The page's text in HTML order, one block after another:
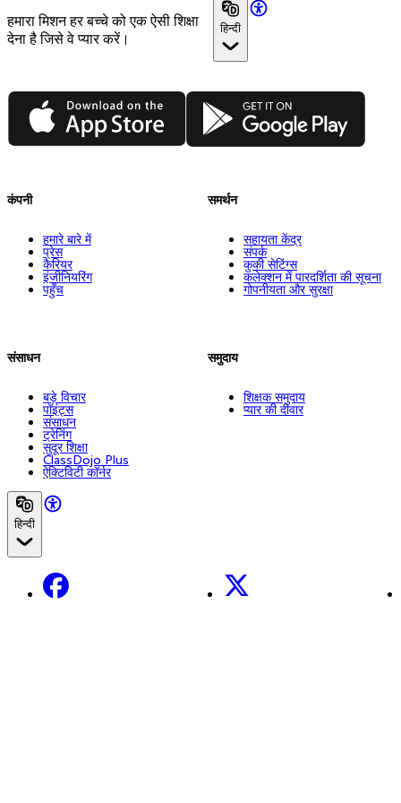
हमारा मिशन हर बच्चे को एक ऐसी शिक्षा
देना है जिसे वे प्यार करें।
हिन्दी
App Store Google Play
कंपनी
हमारे बारे में
प्रेस
कैरियर
इंजीनियरिंग
पहुँच
संसाधन
बड़े विचार
पॉइंट्स
संसाधन
ट्रेनिंग
सुदूर शिक्षा
ClassDojo Plus
ऐक्टिविटी कॉर्नर
समर्थन
सहायता केंद्र
संपर्क
कुकी सेटिंग्स
कलेक्शन में पारदर्शिता की सूचना
गोपनीयता और सुरक्षा
समुदाय
शिक्षक समुदाय
प्यार की दीवार
हिन्दी
Facebook X